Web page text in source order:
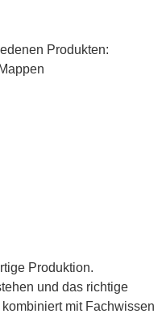
Produkten:
Produktion.
und das richtige
mit Fachwissen